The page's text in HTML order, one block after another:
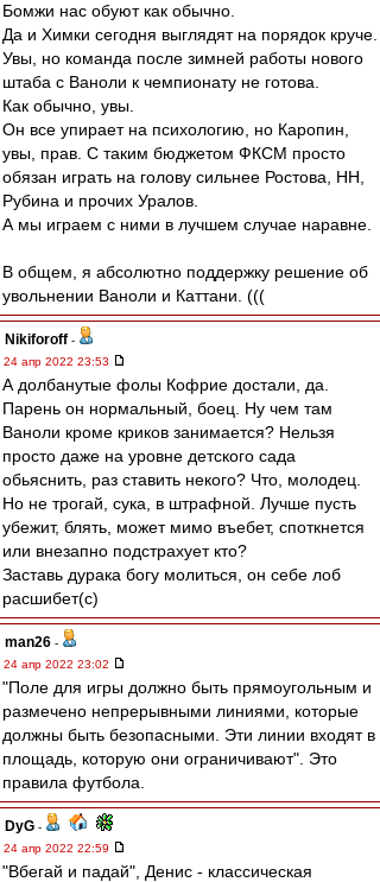
Бомжи нас обуют как обычно.
Да и Химки сегодня выглядят на порядок круче.
Увы, но команда после зимней работы нового
штаба с Ваноли к чемпионату не готова.
Как обычно, увы.
Он все упирает на психологию, но Каропин,
увы, прав. С таким бюджетом ФКСМ просто
обязан играть на голову сильнее Ростова, НН,
Рубина и прочих Уралов.
А мы играем с ними в лучшем случае наравне.
В общем, я абсолютно поддержку решение об
увольнении Ваноли и Каттани. (((
Nikiforoff -
24 апр 2022 23:53
А долбанутые фолы Кофрие достали, да.
Парень он нормальный, боец. Ну чем там
Ваноли кроме криков занимается? Нельзя
просто даже на уровне детского сада
обьяснить, раз ставить некого? Что, молодец.
Но не трогай, сука, в штрафной. Лучше пусть
убежит, блять, может мимо въебет, споткнется
или внезапно подстрахует кто?
Заставь дурака богу молиться, он себе лоб
расшибет(с)
man26 -
24 апр 2022 23:02
"Поле для игры должно быть прямоугольным и
размечено непрерывными линиями, которые
должны быть безопасными. Эти линии входят в
площадь, которую они ограничивают". Это
правила футбола.
DyG -
24 апр 2022 22:59
"Вбегай и падай", Денис - классическая